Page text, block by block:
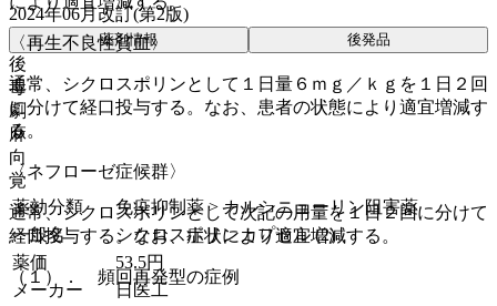
〈再生不良性貧血〉
通常、シクロスポリンとして１日量６ｍｇ／ｋｇを１日２回
に分けて経口投与する。なお、患者の状態により適宜増減す
る。
〈ネフローゼ症候群〉
通常、シクロスポリンとして次記の用量を１日２回に分けて
経口投与する。なお、症状により適宜増減する。
（１）． 頻回再発型の症例
2024年06月改訂(第2版)
薬剤情報 後発品
後
毒
劇
麻
向
覚
薬効分類
免疫抑制薬 > カルシニューリン阻害薬
一般名
シクロスポリンカプセル (2)
薬価
53.5円
メーカー
日医工